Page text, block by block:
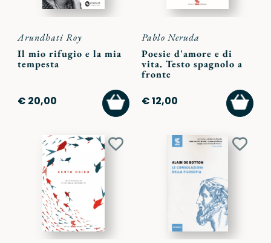
Arundhati Roy
Il mio rifugio e la mia
tempesta
€ 20,00
AGGIUNGI
AL
CARRELLO
Pablo Neruda
Poesie d'amore e di
vita. Testo spagnolo a
fronte
€ 12,00
AL
Aggiungi